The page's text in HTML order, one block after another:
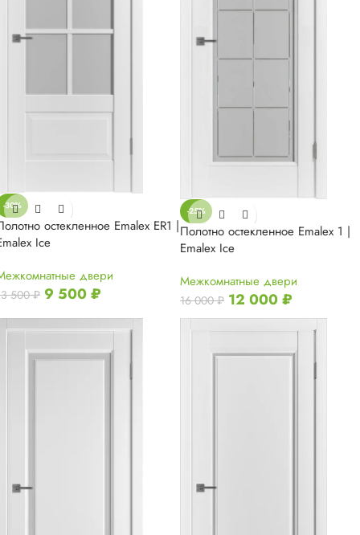
-30%
остекленное Emalex ER1 |
Ice
двери
500₽ 9 500₽
-25%
Полотно остекленное Emalex 1 |
Emalex Ice
Межкомнатные двери
16 000₽ 12 000₽